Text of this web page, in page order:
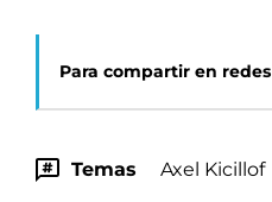
Para compartir en redes
Temas Axel Kicillof